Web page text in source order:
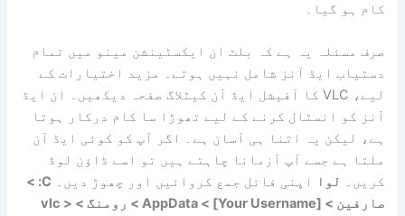
کام ہو گیا۔
صرف مسئلہ یہ ہے کہ بلٹ ان ایکسٹینشن مینو میں تمام
دستیاب ایڈ آنز شامل نہیں ہوتے۔ مزید اختیارات کے
لیے، VLC کا آفیشل ایڈ آن کیٹلاگ صفحہ دیکھیں۔ ان ایڈ
آنز کو انسٹال کرنے کے لیے تھوڑا سا کام درکار ہوتا
ہے، لیکن یہ اتنا ہی آسان ہے۔ اگر آپ کو کوئی ایڈ آن
ملتا ہے جسے آپ آزمانا چاہتے ہیں تو اسے ڈاؤن لوڈ
کریں۔ لوا اپنی فائل جمع کروائیں اور چھوڑ دیں۔
C: >
صارفین > [Your Username] > AppData > رومنگ > vlc >